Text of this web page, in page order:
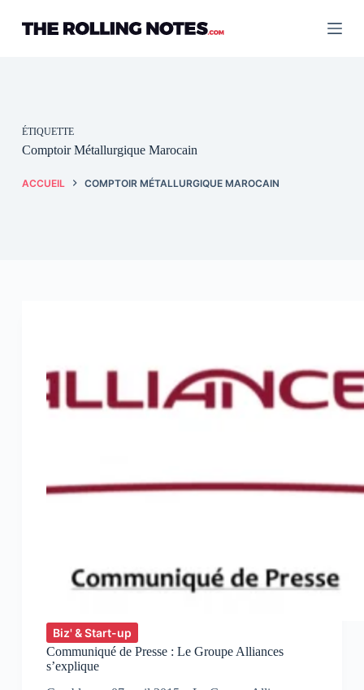
contenu
ÉTIQUETTE
Comptoir Métallurgique Marocain
ACCUEIL COMPTOIR MÉTALLURGIQUE MAROCAIN
Biz' & Start-up
Communiqué de Presse : Le Groupe Alliances
s’explique